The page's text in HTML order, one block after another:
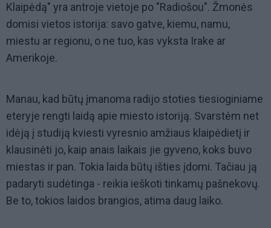
Klaipėdą" yra antroje vietoje po "Radiošou". Žmonės
domisi vietos istorija: savo gatve, kiemu, namu,
miestu ar regionu, o ne tuo, kas vyksta Irake ar
Amerikoje.
Manau, kad būtų įmanoma radijo stoties tiesioginiame
eteryje rengti laidą apie miesto istoriją. Svarstėm net
idėją į studiją kviesti vyresnio amžiaus klaipėdietį ir
klausinėti jo, kaip anais laikais jie gyveno, koks buvo
miestas ir pan. Tokia laida būtų išties įdomi. Tačiau ją
padaryti sudėtinga - reikia ieškoti tinkamų pašnekovų.
Be to, tokios laidos brangios, atima daug laiko.